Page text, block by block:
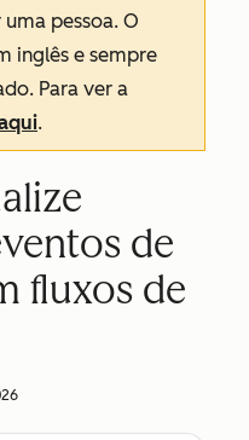
pessoa. O
inglês e sempre
Para ver a
.
de
fluxos de